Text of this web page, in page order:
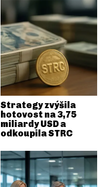
Strategy zvýšila
hotovost na 3,75
miliardy USD a
odkoupila STRC